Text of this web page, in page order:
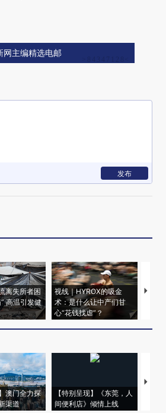
网主编精选电邮
发布
离失所者困
高温引发健
视线｜HYROX的吸金
术：是什么让中产们甘
心“花钱找虐”？
马航
粒摇
澳门全力探
渠道
【特别呈现】《东莞，人
间便利店》倾情上线
【推
会，